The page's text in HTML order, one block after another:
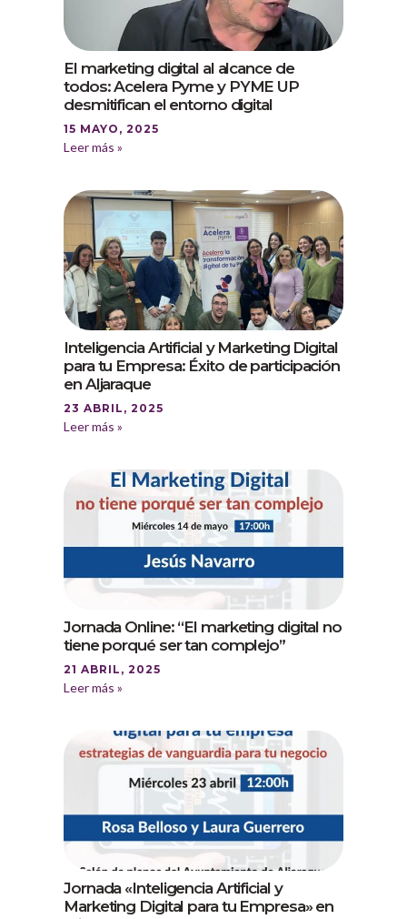
El marketing digital al alcance de
todos: Acelera Pyme y PYME UP
desmitifican el entorno digital
15 MAYO, 2025
Leer más »
Inteligencia Artificial y Marketing Digital
para tu Empresa: Éxito de participación
en Aljaraque
23 ABRIL, 2025
Leer más »
Jornada Online: “El marketing digital no
tiene porqué ser tan complejo”
21 ABRIL, 2025
Leer más »
Jornada «Inteligencia Artificial y
Marketing Digital para tu Empresa» en